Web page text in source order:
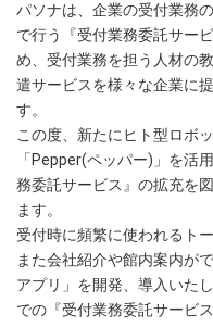
パソナは、企業の受付業務
で行う『受付業務委託サー
め、受付業務を担う人材の
遣サービスを様々な企業に
す。
この度、新たにヒト型ロボ
「Pepper(ペッパー)」を活
務委託サービス』の拡充を
ます。
受付時に頻繁に使われるトー
また会社紹介や館内案内が
アプリ」を開発、導入いた
での『受付業務委託サービ